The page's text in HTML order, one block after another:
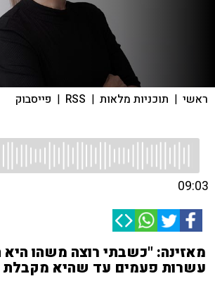
ראשי | תוכניות מלאות |
RSS
| פייסבוק
09:03
מאזינה: "כשבתי רוצה משהו היא
עשרות פעמים עד שהיא